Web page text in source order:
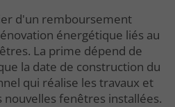
d'un remboursement
énergétique liés au
La prime dépend de
la date de construction du
qui réalise les travaux et
nouvelles fenêtres installées.